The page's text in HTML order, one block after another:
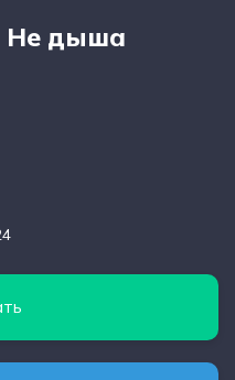
Не дыша